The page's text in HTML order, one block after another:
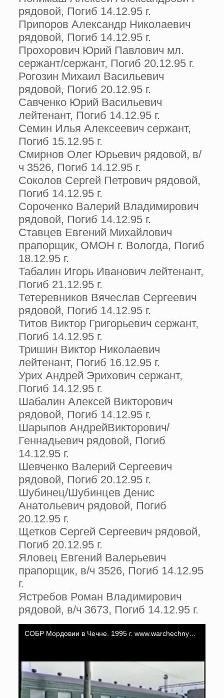
рядовой, Погиб 14.12.95 г.
Припоров Александр Николаевич
рядовой, Погиб 14.12.95 г.
Прохорович Юрий Павлович мл.
сержант/сержант, Погиб 20.12.95 г.
Рогозин Михаил Васильевич
рядовой, Погиб 20.12.95 г.
Савченко Юрий Васильевич
лейтенант, Погиб 14.12.95 г.
Семин Илья Алексеевич сержант,
Погиб 15.12.95 г.
Смирнов Олег Юрьевич рядовой, в/
ч 3526, Погиб 14.12.95 г.
Соколов Сергей Петрович рядовой,
Погиб 14.12.95 г.
Сороченко Валерий Владимирович
рядовой, Погиб 14.12.95 г.
Ставцев Евгений Михайлович
прапорщик, ОМОН г. Вологда, Погиб
18.12.95 г.
Табалин Игорь Иванович лейтенант,
Погиб 21.12.95 г.
Тетеревников Вячеслав Сергеевич
рядовой, Погиб 14.12.95 г.
Титов Виктор Григорьевич сержант,
Погиб 14.12.95 г.
Тришин Виктор Николаевич
лейтенант, Погиб 16.12.95 г.
Урих Андрей Эрихович сержант,
Погиб 14.12.95 г.
Шабалин Алексей Викторович
рядовой, Погиб 14.12.95 г.
Шарыпов АндрейВикторович/
Геннадьевич рядовой, Погиб
14.12.95 г.
Шевченко Валерий Сергеевич
рядовой, Погиб 20.12.95 г.
Шубинец/Шубинцев Денис
Анатольевич рядовой, Погиб
20.12.95 г.
Щетков Сергей Сергеевич рядовой,
Погиб 20.12.95 г.
Яловец Евгений Валерьевич
прапорщик, в/ч 3526, Погиб 14.12.95
г.
Ястребов Роман Владимирович
рядовой, в/ч 3673, Погиб 14.12.95 г.